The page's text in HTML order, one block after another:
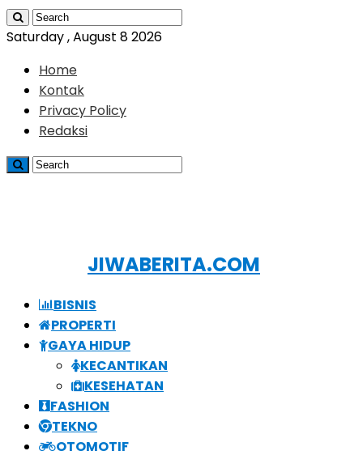
Saturday , August 8 2026
Home
Kontak
Privacy Policy
Redaksi
JIWABERITA.COM
BISNIS
PROPERTI
GAYA HIDUP
KECANTIKAN
KESEHATAN
FASHION
TEKNO
OTOMOTIF